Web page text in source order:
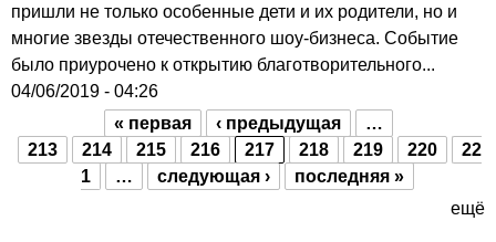
пришли не только особенные дети и их родители, но и
многие звезды отечественного шоу-бизнеса. Событие
было приурочено к открытию благотворительного...
04/06/2019 - 04:26
Страницы
« первая ‹ предыдущая
…
213
214 215 216 217 218 219 220
22
1
… следующая ›
последняя »
ещё